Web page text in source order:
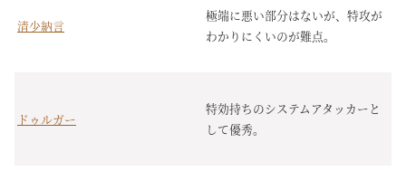
清少納言
極端に悪い部分はないが、特攻が
わかりにくいのが難点。
ドゥルガー
特効持ちのシステムアタッカーと
して優秀。